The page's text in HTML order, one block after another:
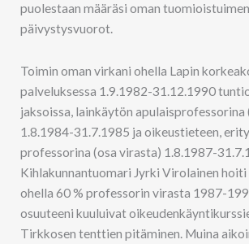
puolestaan määräsi oman
päivystysvuorot.
Toimin oman virkani ohella Lapin
palveluksessa 1.9.1982-31.12.1990
jaksoissa, lainkäytön apulaisprofessorina
1.8.1984-31.7.1985 ja oikeustieteen,
professorina (osa virasta) 1.8.1987-
Kihlakunnantuomari Jyrki Virolainen hoiti
ohella 60 % professorin virasta 1987-
osuuteeni kuuluivat
Tirkkosen tenttien pitäminen. Muina